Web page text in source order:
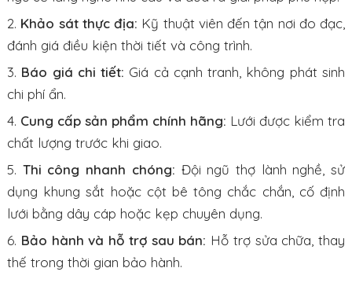
Khảo sát thực địa: Kỹ thuật viên đến tận nơi đo đạc,
đánh giá điều kiện thời tiết và công trình.
Báo giá chi tiết: Giá cả cạnh tranh, không phát sinh
chi phí ẩn.
Cung cấp sản phẩm chính hãng: Lưới được kiểm tra
chất lượng trước khi giao.
Thi công nhanh chóng: Đội ngũ thợ lành nghề, sử
dụng khung sắt hoặc cột bê tông chắc chắn, cố định
lưới bằng dây cáp hoặc kẹp chuyên dụng.
Bảo hành và hỗ trợ sau bán: Hỗ trợ sửa chữa, thay
thế trong thời gian bảo hành.